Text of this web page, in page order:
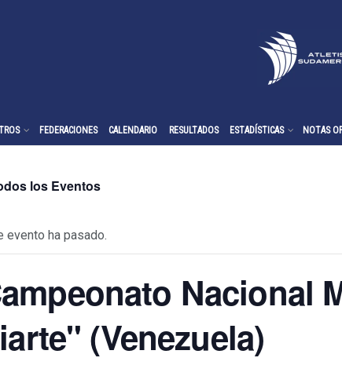
FEDERACIONES CALENDARIO RESULTADOS ESTADÍSTICAS NOTAS
los Eventos
evento ha pasado.
Nacional
(Venezuela)